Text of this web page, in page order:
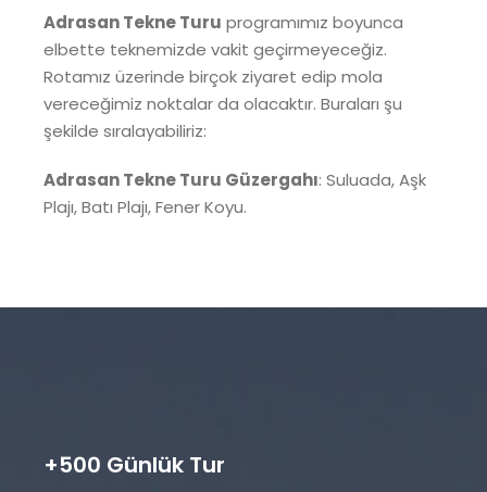
Adrasan Tekne Turu programımız boyunca
elbette teknemizde vakit geçirmeyeceğiz.
Rotamız üzerinde birçok ziyaret edip mola
vereceğimiz noktalar da olacaktır. Buraları şu
şekilde sıralayabiliriz:
Adrasan Tekne Turu Güzergahı: Suluada, Aşk
Plajı, Batı Plajı, Fener Koyu.
+500 Günlük Tur